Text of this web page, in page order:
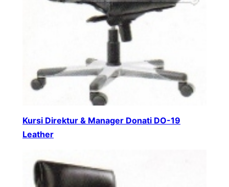
Kursi Direktur & Manager Donati DO-19
Leather